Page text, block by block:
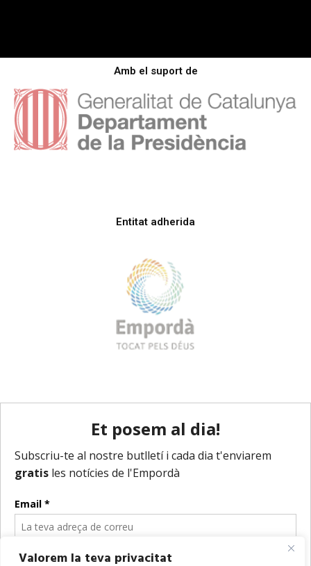
Valorem la teva privacitat
Amb el suport de
Entitat adherida